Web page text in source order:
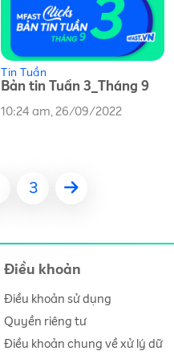
Tin Tuần
Bản tin Tuần 3_Tháng 9
10:24 am, 26/09/2022
3
Điều khoản
Điều khoản sử dụng
Quyền riêng tư
Điều khoản chung về xử lý dữ